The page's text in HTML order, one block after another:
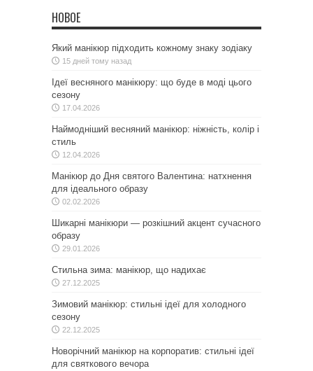
НОВОЕ
Який манікюр підходить кожному знаку зодіаку
15 дней тому назад
Ідеї весняного манікюру: що буде в моді цього
сезону
17.04.2026
Наймодніший весняний манікюр: ніжність, колір і
стиль
12.04.2026
Манікюр до Дня святого Валентина: натхнення
для ідеального образу
02.02.2026
Шикарні манікюри — розкішний акцент сучасного
образу
29.01.2026
Стильна зима: манікюр, що надихає
27.12.2025
Зимовий манікюр: стильні ідеї для холодного
сезону
22.12.2025
Новорічний манікюр на корпоратив: стильні ідеї
для святкового вечора